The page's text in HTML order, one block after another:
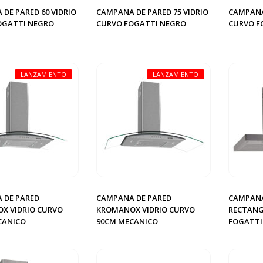
PARED 60 VIDRIO
NEGRO
CAMPANA DE PARED 75 VIDRIO
CURVO FOGATTI NEGRO
CURVO
LANZAMIENTO
PARED
VIDRIO CURVO
LANZAMIENTO
CAMPANA DE PARED
KROMANOX VIDRIO CURVO
90CM MECANICO